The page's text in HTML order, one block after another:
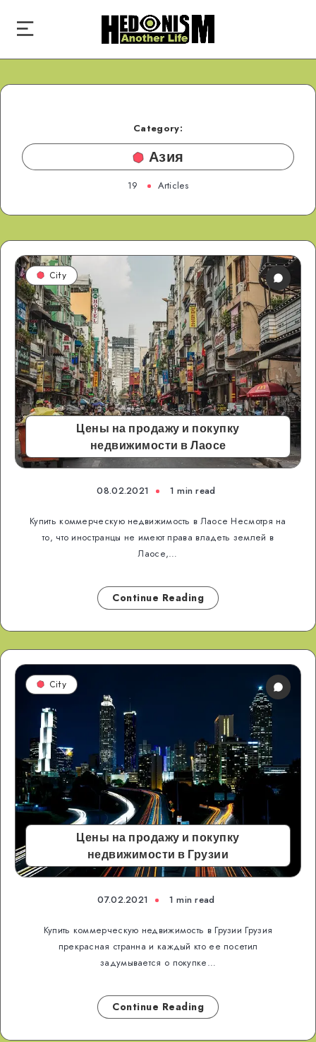
Category:
Азия
19 Articles
Цены на продажу и покупку
недвижимости в Лаосе
City
08.02.2021 1 min read
Купить коммерческую недвижимость в Лаосе Несмотря на
то, что иностранцы не имеют права владеть землей в
Лаосе,…
Continue Reading
Цены на продажу и покупку
недвижимости в Грузии
City
07.02.2021 1 min read
Купить коммерческую недвижимость в Грузии Грузия
прекрасная странна и каждый кто ее посетил
задумывается о покупке…
Continue Reading